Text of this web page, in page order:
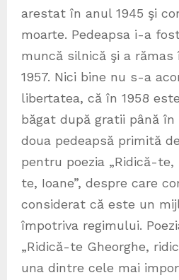
arestat în anul 1945 şi
moarte. Pedeapsa i-a
muncă silnică şi a
1957. Nici bine nu s-a
libertatea, că în 1958
băgat după gratii până în
doua pedeapsă primită
pentru poezia „Ridică-te,
te, Ioane”, despre care
considerat că este un
împotriva regimului.
„Ridică-te Gheorghe,
una dintre cele mai